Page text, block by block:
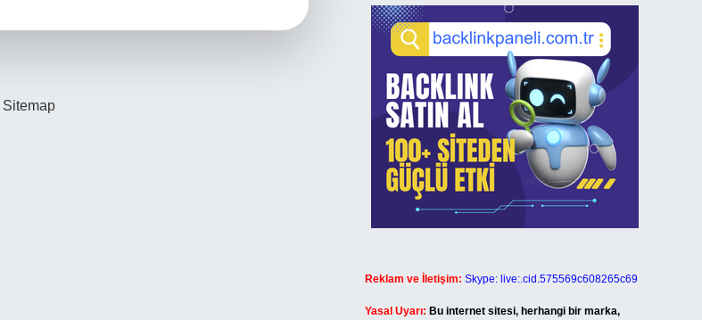
Sitemap
Reklam ve İletişim: Skype: live:.cid.575569c608265c69
Yasal Uyarı: Bu internet sitesi, herhangi bir marka,